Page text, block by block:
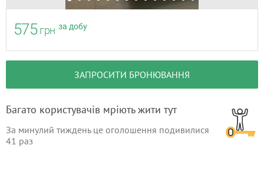
575 грн за добу
ЗАПРОСИТИ БРОНЮВАННЯ
Багато користувачів мріють жити тут
За минулий тиждень це оголошення подивилися
41 раз